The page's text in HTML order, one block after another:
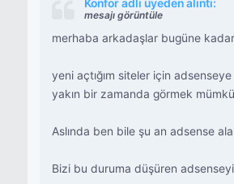
Konfor adlı üyeden alıntı:
mesajı görüntüle
merhaba arkadaşlar bugüne
yeni açtığım siteler için
yakın bir zamanda görmek
Aslında ben bile şu an adsense
Bizi bu duruma düşüren adsenseyi